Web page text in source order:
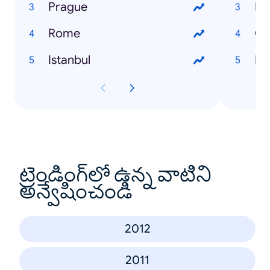
Prague
Rome
Istanbul
ట్రెండింగ్‌లో ఉన్న వాటిని
అన్వేషించండి
2012
2011